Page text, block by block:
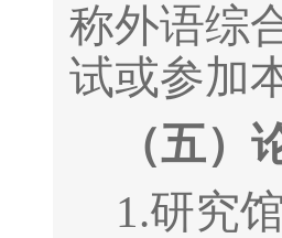
称外语综
试或参加
（五）
1.研究